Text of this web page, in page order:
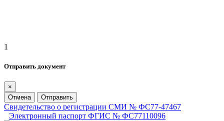
1
Отправить документ
×
Отмена
Отправить
Свидетельство о регистрации СМИ № ФС77-47467
Электронный паспорт ФГИС № ФС77110096